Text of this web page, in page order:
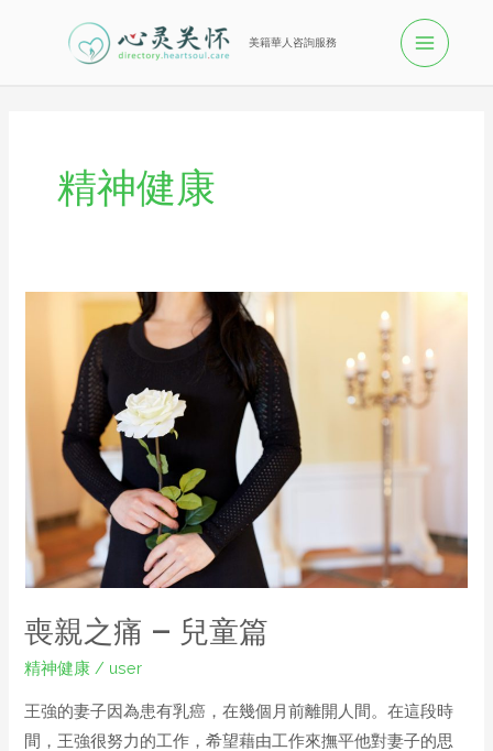
美籍華人咨詢服務
精神健康
喪親之痛 – 兒童篇
精神健康 / user
王強的妻子因為患有乳癌，在幾個月前離開人間。在這段時
間，王強很努力的工作，希望藉由工作來撫平他對妻子的思